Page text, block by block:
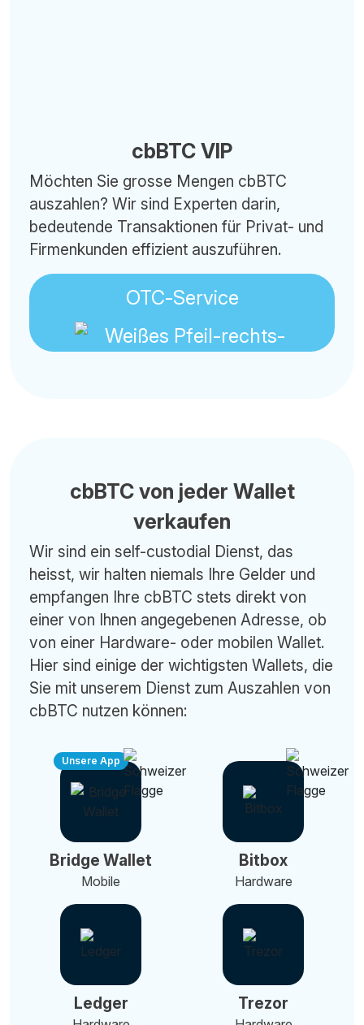
cbBTC VIP
Möchten Sie grosse Mengen cbBTC
auszahlen? Wir sind Experten darin,
bedeutende Transaktionen für Privat- und
Firmenkunden effizient auszuführen.
OTC-Service
cbBTC von jeder Wallet
verkaufen
Wir sind ein self-custodial Dienst, das
heisst, wir halten niemals Ihre Gelder und
empfangen Ihre cbBTC stets direkt von
einer von Ihnen angegebenen Adresse, ob
von einer Hardware- oder mobilen Wallet.
Hier sind einige der wichtigsten Wallets, die
Sie mit unserem Dienst zum Auszahlen von
cbBTC nutzen können:
Unsere App
Bridge Wallet
Mobile
Bitbox
Hardware
Ledger Trezor